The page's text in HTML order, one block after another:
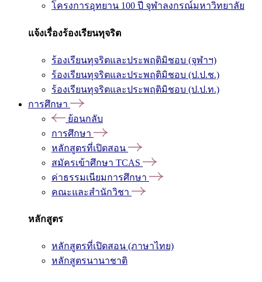
โครงการอุทยาน 100 ปี จุฬาลงกรณ์มหาวิทยาลัย
แจ้งเรื่องร้องเรียนทุจริต
ร้องเรียนทุจริตและประพฤติมิชอบ (จุฬาฯ)
ร้องเรียนทุจริตและประพฤติมิชอบ (ป.ป.ช.)
ร้องเรียนทุจริตและประพฤติมิชอบ (ป.ป.ท.)
การศึกษา
ย้อนกลับ
การศึกษา
หลักสูตรที่เปิดสอน
สมัครเข้าศึกษา TCAS
ค่าธรรมเนียมการศึกษา
คณะและสำนักวิชา
หลักสูตร
หลักสูตรที่เปิดสอน (ภาษาไทย)
หลักสูตรนานาชาติ